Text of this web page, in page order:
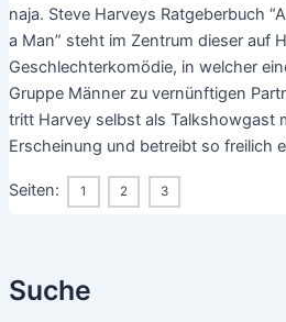
Suche
naja. Steve Harveys Ratgeberbuch
a Man” steht im Zentrum dieser auf
Geschlechterkomödie, in welcher
Gruppe Männer zu vernünftigen
tritt Harvey selbst als Talkshowgast
Erscheinung und betreibt so freilich
Seiten: 1 2 3